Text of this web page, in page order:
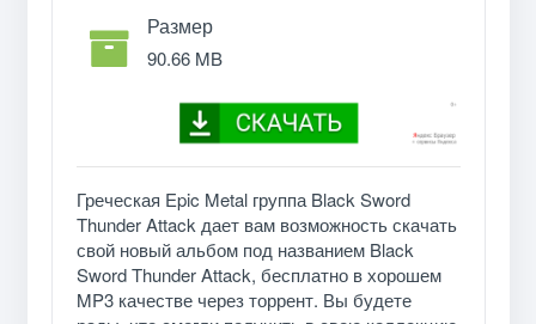
Размер
90.66 MB
Греческая Epic Metal группа Black Sword
Thunder Attack дает вам возможность скачать
свой новый альбом под названием Black
Sword Thunder Attack, бесплатно в хорошем
MP3 качестве через торрент. Вы будете